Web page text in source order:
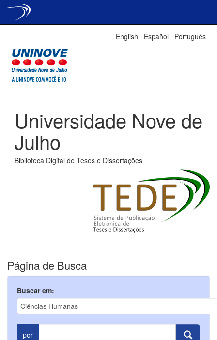
English Español Português
Universidade Nove de
Julho
Biblioteca Digital de Teses e Dissertações
Página de Busca
Buscar em:
por